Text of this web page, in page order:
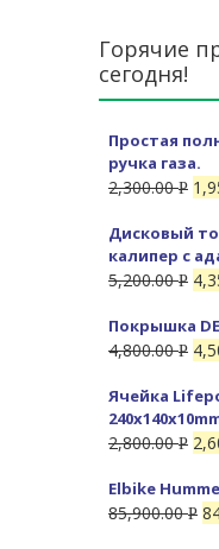
Горячие
сегодня!
Простая
ручка газа.
2,300.00Р
Дисковый
калипер с
5,200.00Р
Покрышка
4,800.00Р
Ячейка
2,800.00Р
Elbike
85,900.00Р